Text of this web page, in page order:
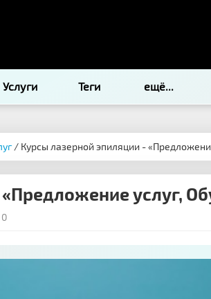
Услуги Теги ещё...
/ Курсы лазерной эпиляции -
услуг,
0